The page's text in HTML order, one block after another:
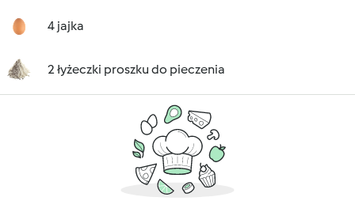
4 jajka
2 łyżeczki proszku do pieczenia